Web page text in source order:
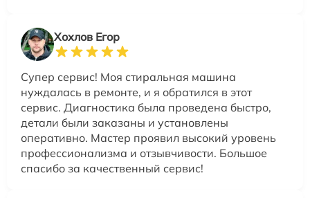
Хохлов Егор
Супер сервис! Моя стиральная машина
нуждалась в ремонте, и я обратился в этот
сервис. Диагностика была проведена быстро,
детали были заказаны и установлены
оперативно. Мастер проявил высокий уровень
профессионализма и отзывчивости. Большое
спасибо за качественный сервис!